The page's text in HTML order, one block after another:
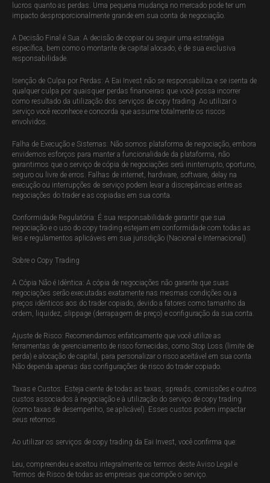
lucros quanto as perdas. Uma pequena mudança no mercado pode ter um
impacto desproporcionalmente grande em sua conta de negociação.
A Decisão Final é Sua: A decisão de copiar ou seguir uma estratégia
específica, bem como o montante de capital alocado, é de sua exclusiva
responsabilidade.
Isenção de Culpa por Perdas: A Eai Invest não se responsabiliza e se isenta de
qualquer culpa por quaisquer perdas financeiras que você possa incorrer
como resultado da utilização dos serviços de copy trading. Ao utilizar o
serviço você reconhece e concorda que assume totalmente os riscos
envolvidos.
Falha de Execução e Sistemas: Não somos plataforma de negociação, embora
envidemos esforços para manter a funcionalidade da plataforma, não
garantimos que o serviço de cópia de negociações será ininterrupto, oportuno,
seguro ou livre de erros. Falhas de internet, hardware, software, delay na
execução ou interrupções de serviço podem levar a discrepâncias entre as
negociações do trader e as copiadas em sua conta.
Conformidade Regulatória: É sua responsabilidade garantir que sua
negociação e o uso do copy trading estejam em conformidade com todas as
leis e regulamentos aplicáveis em sua jurisdição (Nacional e Internacional).
Sobre o Copy Trading
A Cópia Não é Idêntica: A cópia de negociações não garante que suas
negociações serão executadas exatamente nas mesmas condições ou a
preços idênticos aos do trader copiado, devido a fatores como tamanho da
ordem, liquidez, slippage (derrapagem de preço) e configuração da sua conta.
Ajuste de Risco: Recomendamos enfaticamente que você utilize as
ferramentas de gerenciamento de risco fornecidas, como Stop Loss (limite de
perda) e alocação de capital, para personalizar o risco aceitável em sua conta.
Não dependa apenas das configurações de risco do trader copiado.
Taxas e Custos: Esteja ciente de todas as taxas, spreads, comissões e outros
custos associados à negociação e à utilização do serviço de copy trading
(como taxas de desempenho, se aplicável). Esses custos podem impactar
seus retornos.
Ao utilizar os serviços de copy trading da Eai Invest, você confirma que:
Leu, compreendeu e aceitou integralmente os termos deste Aviso Legal e
Termos de Risco de todas as empresas que compõe o serviço.